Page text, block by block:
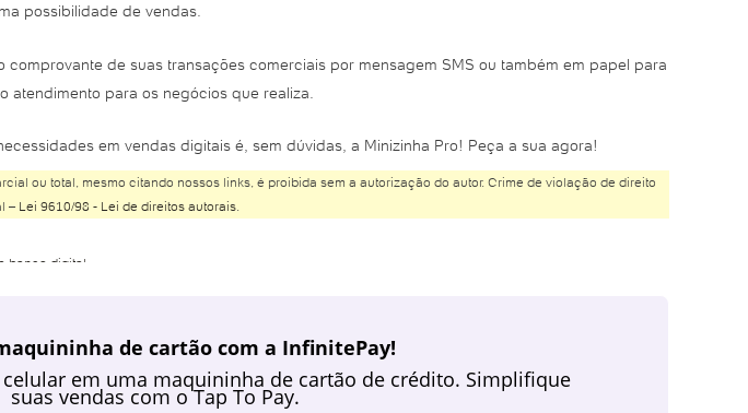
possibilidade de vendas.
de suas transações comerciais por mensagem SMS ou também em papel para
atendimento para os negócios que realiza.
em vendas digitais é, sem dúvidas, a Minizinha Pro! Peça a sua agora!
ou total, mesmo citando nossos links, é proibida sem a autorização do autor. Crime de violação de direito
– Lei 9610/98 - Lei de direitos autorais.
banco digital
Banco Safra
BMG
de cartão com a InfinitePay!
em uma maquininha de cartão de crédito. Simplifique
suas vendas com o Tap To Pay.